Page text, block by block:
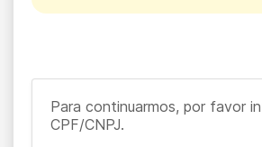
Para continuarmos, por favor
CPF/CNPJ.